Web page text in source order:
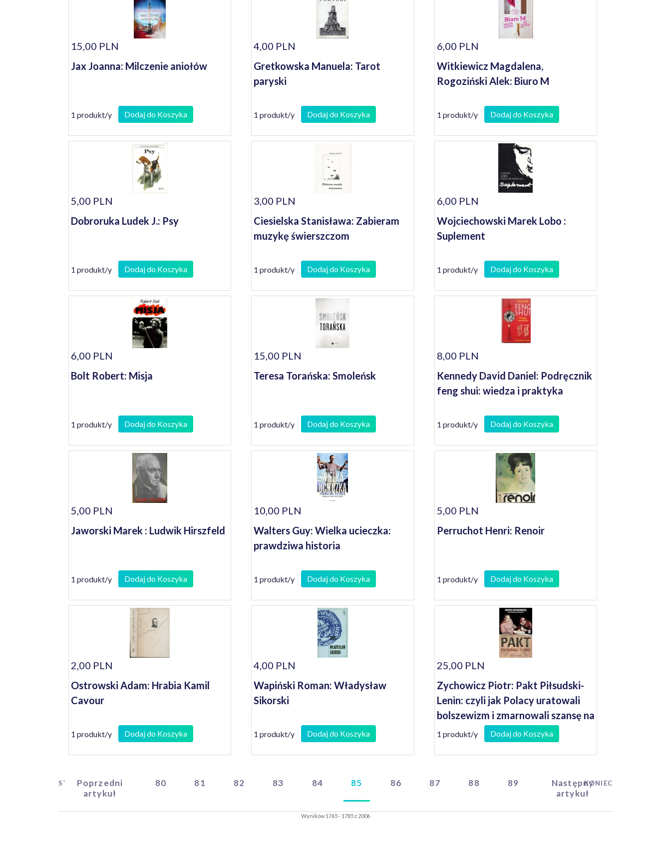
15,00 PLN
Jax Joanna: Milczenie aniołów
1 produkt/y Dodaj do Koszyka
4,00 PLN
Gretkowska Manuela: Tarot
paryski
1 produkt/y Dodaj do Koszyka
6,00 PLN
Witkiewicz Magdalena,
Rogoziński Alek: Biuro M
1 produkt/y Dodaj do Koszyka
5,00 PLN
Dobroruka Ludek J.: Psy
1 produkt/y Dodaj do Koszyka
3,00 PLN
Ciesielska Stanisława: Zabieram
muzykę świerszczom
1 produkt/y Dodaj do Koszyka
6,00 PLN
Wojciechowski Marek Lobo :
Suplement
1 produkt/y Dodaj do Koszyka
6,00 PLN
Bolt Robert: Misja
1 produkt/y Dodaj do Koszyka
15,00 PLN
Teresa Torańska: Smoleńsk
1 produkt/y Dodaj do Koszyka
8,00 PLN
Kennedy David Daniel: Podręcznik
feng shui: wiedza i praktyka
1 produkt/y Dodaj do Koszyka
5,00 PLN
Jaworski Marek : Ludwik Hirszfeld
1 produkt/y Dodaj do Koszyka
10,00 PLN
Walters Guy: Wielka ucieczka:
prawdziwa historia
1 produkt/y Dodaj do Koszyka
5,00 PLN
Perruchot Henri: Renoir
1 produkt/y Dodaj do Koszyka
2,00 PLN
Ostrowski Adam: Hrabia Kamil
Cavour
1 produkt/y Dodaj do Koszyka
4,00 PLN
Wapiński Roman: Władysław
Sikorski
1 produkt/y Dodaj do Koszyka
25,00 PLN
Zychowicz Piotr: Pakt Piłsudski-
Lenin: czyli jak Polacy uratowali
bolszewizm i zmarnowali szansę na
budowę imperium
1 produkt/y Dodaj do Koszyka
STARTPoprzedni
artykuł
80 81 82 83 84 85 86 87 88 89
Następny
artykuł
KONIEC
Wyników 1765 - 1785 z 2006